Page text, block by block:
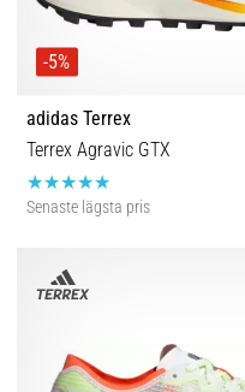
-5%
adidas Terrex
Terrex Agravic GTX
Senaste lägsta pris